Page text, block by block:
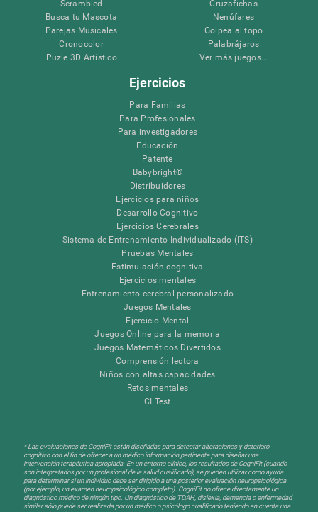
Scrambled
Busca tu Mascota
Parejas Musicales
Cronocolor
Puzle 3D Artístico
Cruzafichas
Nenúfares
Golpea al topo
Palabrájaros
Ver más juegos...
Ejercicios
Para Familias
Para Profesionales
Para investigadores
Educación
Patente
Babybright®
Distribuidores
Ejercicios para niños
Desarrollo Cognitivo
Ejercicios Cerebrales
Sistema de Entrenamiento Individualizado (ITS)
Pruebas Mentales
Estimulación cognitiva
Ejercicios mentales
Entrenamiento cerebral personalizado
Juegos Mentales
Ejercicio Mental
Juegos Online para la memoria
Juegos Matemáticos Divertidos
Comprensión lectora
Niños con altas capacidades
Retos mentales
CI Test
* Las evaluaciones de CogniFit están diseñadas para detectar alteraciones y deterioro
cognitivo con el fin de ofrecer a un médico información pertinente para diseñar una
intervención terapéutica apropiada. En un entorno clínico, los resultados de CogniFit (cuando
son interpretados por un profesional de la salud cualificado), se pueden utilizar como ayuda
para determinar si un individuo debe ser dirigido a una posterior evaluación neuropsicológica
(por ejemplo, un examen neuropsicológico completo). CogniFit no ofrece directamente un
diagnóstico médico de ningún tipo. Un diagnóstico de TDAH, dislexia, demencia o enfermedad
similar sólo puede ser realizada por un médico o psicólogo cualificado teniendo en cuenta una